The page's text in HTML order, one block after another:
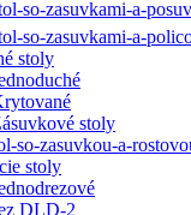
stoly
stoly
stoly